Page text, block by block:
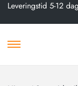
Leveringstid 5-12